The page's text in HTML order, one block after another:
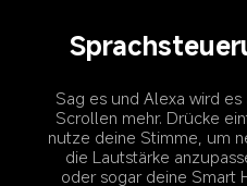
Sag es und Alexa wird
Scrollen mehr. Drücke
nutze deine Stimme, um
die Lautstärke